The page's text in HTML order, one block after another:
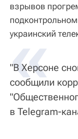
взрывов
украинский
«
"В Херсоне
сообщили
в Telegram-